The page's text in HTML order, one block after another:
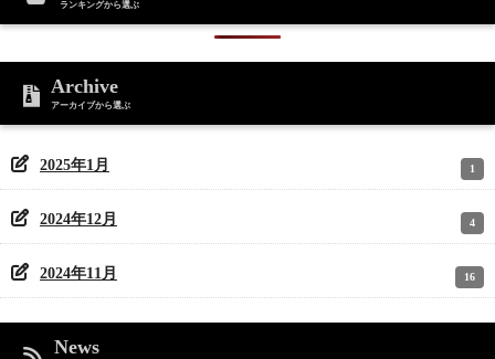
ランキングから選ぶ
Archive
アーカイブから選ぶ
2025年1月 1
2024年12月 4
2024年11月 16
News